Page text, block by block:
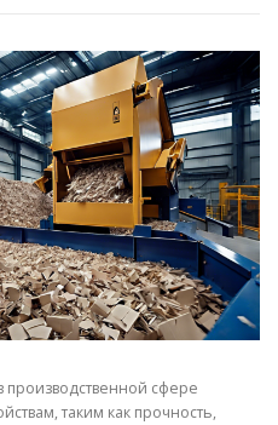
СОРТА МЕТАЛЛОВ
сфере
таким как прочность,